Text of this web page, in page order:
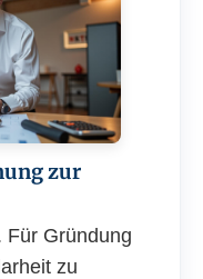
zur
Für Gründung
zu